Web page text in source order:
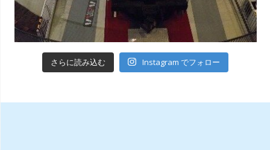
さらに読み込む Instagram でフォロー